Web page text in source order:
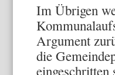
Im Übrigen
Argument
die
eingeschritten